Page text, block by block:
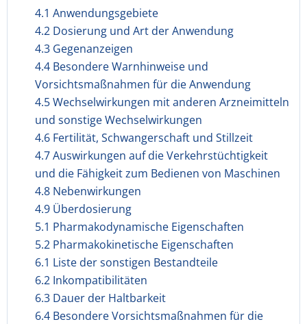
4.1 Anwendungsgebiete
4.2 Dosierung und Art der Anwendung
4.3 Gegenanzeigen
4.4 Besondere Warnhinweise und
Vorsichtsmaßnahmen für die Anwendung
4.5 Wechselwirkungen mit anderen Arzneimitteln
und sonstige Wechselwirkungen
4.6 Fertilität, Schwangerschaft und Stillzeit
4.7 Auswirkungen auf die Verkehrstüchtigkeit
und die Fähigkeit zum Bedienen von Maschinen
4.8 Nebenwirkungen
4.9 Überdosierung
5.1 Pharmakodynamische Eigenschaften
5.2 Pharmakokinetische Eigenschaften
6.1 Liste der sonstigen Bestandteile
6.2 Inkompatibilitäten
6.3 Dauer der Haltbarkeit
6.4 Besondere Vorsichtsmaßnahmen für die